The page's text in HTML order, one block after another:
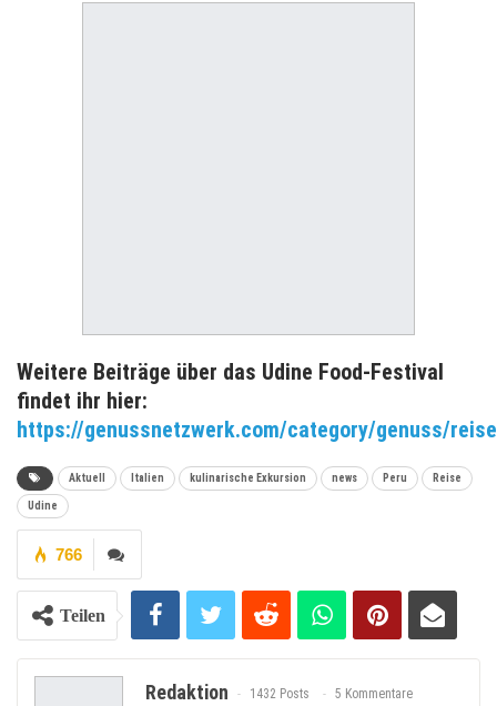
Weitere Beiträge über das Udine Food-Festival
findet ihr hier:
https://genussnetzwerk.com/category/genuss/
Aktuell Italien kulinarische Exkursion news Peru Reise
Udine
766
Teilen
Redaktion 1432 Posts 5 Kommentare